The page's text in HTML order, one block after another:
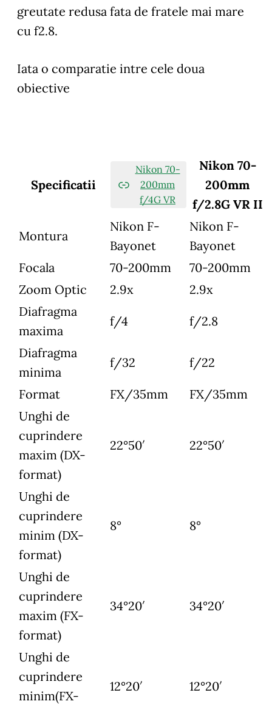
greutate redusa fata de fratele mai mare
cu f2.8.
Iata o comparatie intre cele doua
obiective
Specificatii
Nikon 70-
200mm
f/4G VR
Nikon 70-
200mm
f/2.8G VR II
Montura
Nikon F-
Bayonet
Nikon F-
Bayonet
Focala
70-200mm
70-200mm
Zoom Optic
2.9x
2.9x
Diafragma
maxima
f/4 f/2.8
Diafragma
minima
f/32 f/22
Format FX/35mm
FX/35mm
Unghi de
cuprindere
maxim (DX-
format)
22°50′ 22°50′
Unghi de
cuprindere
minim (DX-
format)
8° 8°
Unghi de
cuprindere
maxim (FX-
format)
34°20′ 34°20′
Unghi de
cuprindere
minim(FX-
12°20′ 12°20′